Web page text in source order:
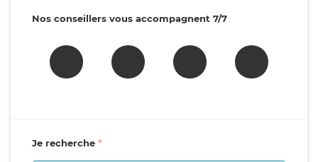
Nos conseillers vous accompagnent 7/7
Je recherche